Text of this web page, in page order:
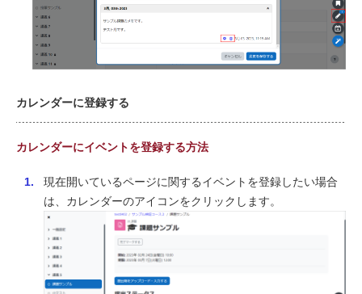
カレンダーに登録する
カレンダーにイベントを登録する方法
現在開いているページに関するイベントを登録したい場合
は、カレンダーのアイコンをクリックします。